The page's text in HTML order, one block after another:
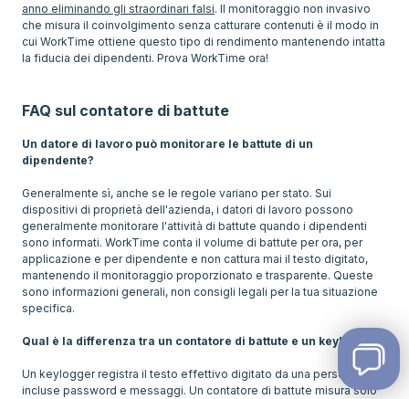
anno eliminando gli straordinari falsi. Il monitoraggio non invasivo
che misura il coinvolgimento senza catturare contenuti è il modo in
cui WorkTime ottiene questo tipo di rendimento mantenendo intatta
la fiducia dei dipendenti. Prova WorkTime ora!
FAQ sul contatore di battute
Un datore di lavoro può monitorare le battute di un
dipendente?
Generalmente sì, anche se le regole variano per stato. Sui
dispositivi di proprietà dell'azienda, i datori di lavoro possono
generalmente monitorare l'attività di battute quando i dipendenti
sono informati. WorkTime conta il volume di battute per ora, per
applicazione e per dipendente e non cattura mai il testo digitato,
mantenendo il monitoraggio proporzionato e trasparente. Queste
sono informazioni generali, non consigli legali per la tua situazione
specifica.
Qual è la differenza tra un contatore di battute e un keylogger?
Un keylogger registra il testo effettivo digitato da una persona,
incluse password e messaggi. Un contatore di battute misura solo